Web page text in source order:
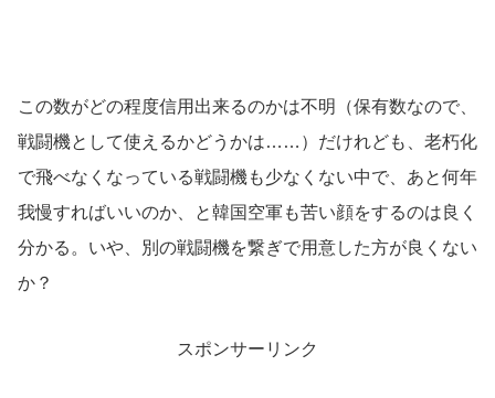
この数がどの程度信用出来るのかは不明（保有数なので、
戦闘機として使えるかどうかは……）だけれども、老朽化
で飛べなくなっている戦闘機も少なくない中で、あと何年
我慢すればいいのか、と韓国空軍も苦い顔をするのは良く
分かる。いや、別の戦闘機を繋ぎで用意した方が良くない
か？
スポンサーリンク